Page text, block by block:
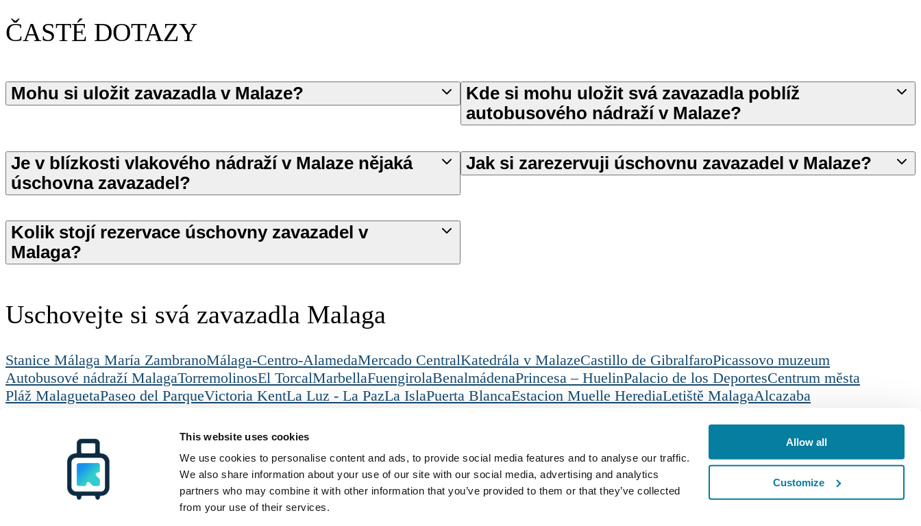
This website uses cookies
We use cookies to personalise content and ads, to provide social media features and to analyse our traffic.
We also share information about your use of our site with our social media, advertising and analytics
partners who may combine it with other information that you’ve provided to them or that they’ve collected
from your use of their services.
Allow all
Customize
ČASTÉ DOTAZY
Mohu si uložit zavazadla v Malaze?
Kde si mohu uložit svá zavazadla poblíž
autobusového nádraží v Malaze?
Je v blízkosti vlakového nádraží v Malaze nějaká
úschovna zavazadel?
Jak si zarezervuji úschovnu zavazadel v Malaze?
Kolik stojí rezervace úschovny zavazadel v
Malaga?
Uschovejte si svá zavazadla Malaga
Stanice Málaga María ZambranoMálaga-Centro-AlamedaMercado CentralKatedrála v MalazeCastillo de GibralfaroPicassovo muzeum
Autobusové nádraží MalagaTorremolinosEl TorcalMarbellaFuengirolaBenalmádenaPrincesa – HuelinPalacio de los DeportesCentrum města
Pláž MalaguetaPaseo del ParqueVictoria KentLa Luz - La PazLa IslaPuerta BlancaEstacion Muelle HerediaLetiště MalagaAlcazaba
Staňte se partnerem
Všechna cílová místa
Zásady používání souborů cookie
Czech
© Radical Storage • Lean Team S.R.L. • P. IVA 14104111001
Radical je také financován investičním fondem „Vertis Venture 4 Scaleup Lazio“ spravovaným společností Vertis SGR S.p.A. a podporovaným společností European Union NextGerenation EU a: